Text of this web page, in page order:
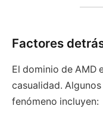
Factores
El dominio de AMD
casualidad.
fenómeno incluyen: